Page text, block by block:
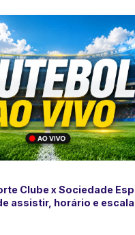
Clube x Sociedade
assistir, horário e